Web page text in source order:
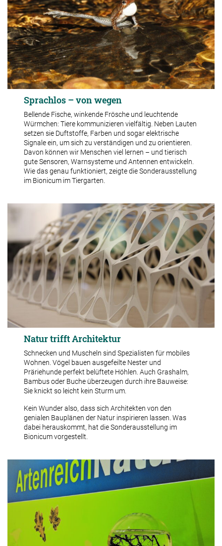
Sprachlos – von wegen
Bellende Fische, winkende Frösche und leuchtende
Würmchen: Tiere kommunizieren vielfältig. Neben Lauten
setzen sie Duftstoffe, Farben und sogar elektrische
Signale ein, um sich zu verständigen und zu orientieren.
Davon können wir Menschen viel lernen – und tierisch
gute Sensoren, Warnsysteme und Antennen entwickeln.
Wie das genau funktioniert, zeigte die Sonderausstellung
im Bionicum im Tiergarten.
Natur trifft Architektur
Schnecken und Muscheln sind Spezialisten für mobiles
Wohnen. Vögel bauen ausgefeilte Nester und
Präriehunde perfekt belüftete Höhlen. Auch Grashalm,
Bambus oder Buche überzeugen durch ihre Bauweise:
Sie knickt so leicht kein Sturm um.
Kein Wunder also, dass sich Architekten von den
genialen Bauplänen der Natur inspirieren lassen. Was
dabei herauskommt, hat die Sonderausstellung im
Bionicum vorgestellt.